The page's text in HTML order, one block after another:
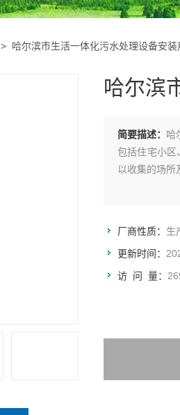
> 哈尔滨市生活一体化污水处理设备安装
哈尔滨
简要描述： 哈
包括住宅小区
以收集的场所
厂商性质： 生
更新时间：
访 问 量：